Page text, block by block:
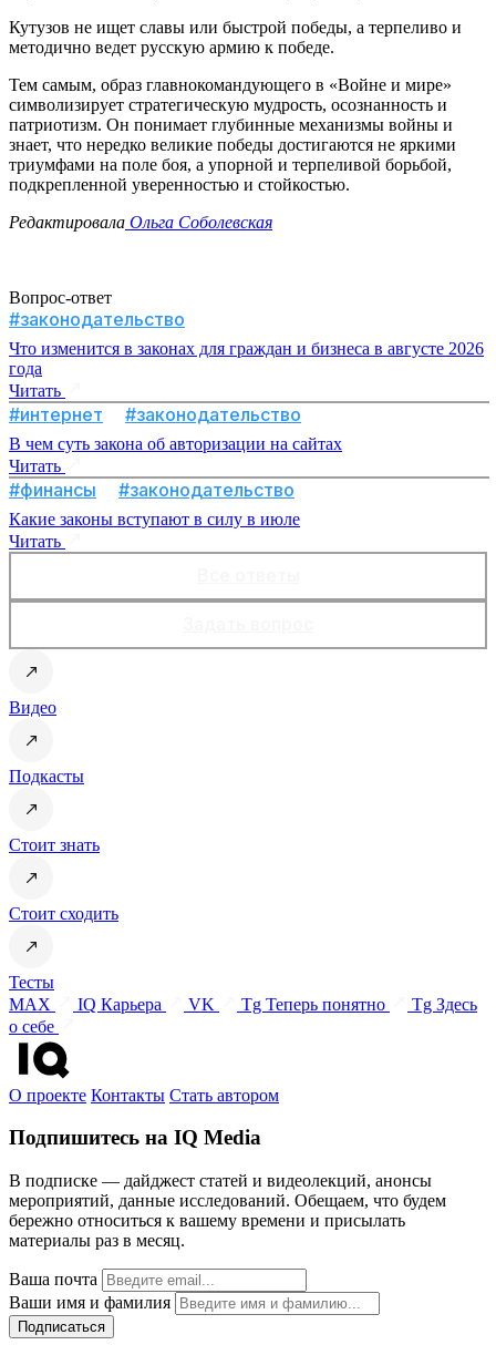
Кутузов не ищет славы или быстрой победы, а терпеливо и
методично ведет русскую армию к победе.
Тем самым, образ главнокомандующего в «Войне и мире»
символизирует стратегическую мудрость, осознанность и
патриотизм. Он понимает глубинные механизмы войны и
знает, что нередко великие победы достигаются не яркими
триумфами на поле боя, а упорной и терпеливой борьбой,
подкрепленной уверенностью и стойкостью.
Редактировала Ольга Соболевская
Вопрос-ответ
#законодательство
Что изменится в законах для граждан и бизнеса в августе 2026
года
Читать
#интернет #законодательство
В чем суть закона об авторизации на сайтах
Читать
#финансы #законодательство
Какие законы вступают в силу в июле
Читать
Видео
Подкасты
Стоит знать
Стоит сходить
Тесты
MAX
IQ Карьера VK Tg Теперь понятно
Tg Здесь
о себе
О проекте Контакты Стать автором
Подпишитесь на IQ Media
В подписке — дайджест статей и видеолекций, анонсы
мероприятий, данные исследований. Обещаем, что будем
бережно относиться к вашему времени и присылать
материалы раз в месяц.
Ваша почта
Ваши имя и фамилия